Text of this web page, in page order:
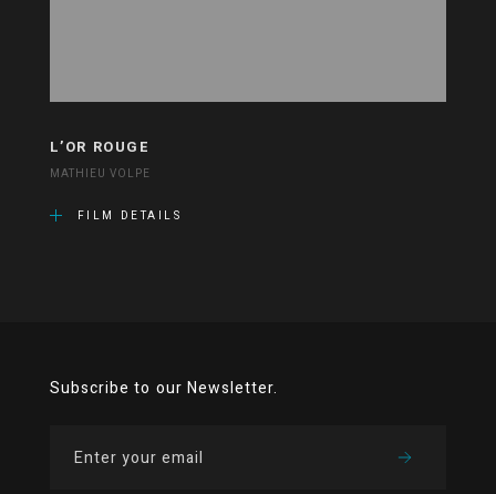
L’OR ROUGE
MATHIEU VOLPE
FILM DETAILS
Subscribe to our Newsletter.